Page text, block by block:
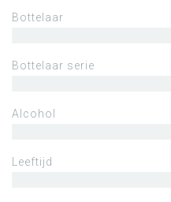
Bottelaar
Bottelaar serie
Alcohol
Leeftijd